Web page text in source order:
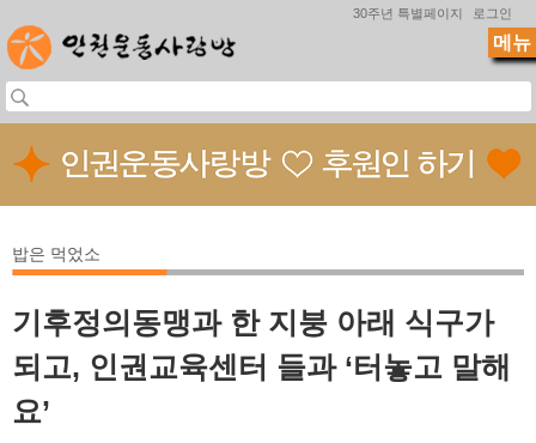
30주년 특별페이지 로그인
밥은 먹었소
기후정의동맹과 한 지붕 아래 식구가
되고, 인권교육센터 들과 ‘터놓고 말해
요’
메뉴